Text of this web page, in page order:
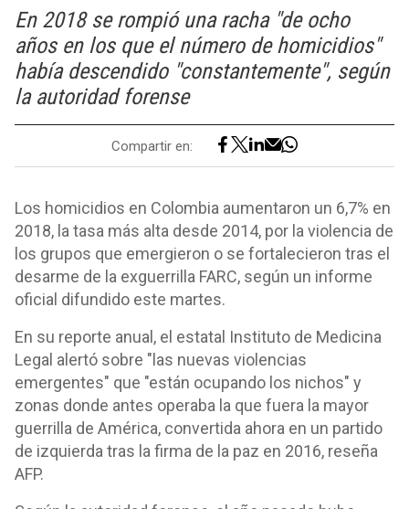
En 2018 se rompió una racha "de ocho
años en los que el número de homicidios"
había descendido "constantemente", según
la autoridad forense
Compartir en:
Los homicidios en Colombia aumentaron un 6,7% en
2018, la tasa más alta desde 2014, por la violencia de
los grupos que emergieron o se fortalecieron tras el
desarme de la exguerrilla FARC, según un informe
oficial difundido este martes.
En su reporte anual, el estatal Instituto de Medicina
Legal alertó sobre "las nuevas violencias
emergentes" que "están ocupando los nichos" y
zonas donde antes operaba la que fuera la mayor
guerrilla de América, convertida ahora en un partido
de izquierda tras la firma de la paz en 2016, reseña
AFP.